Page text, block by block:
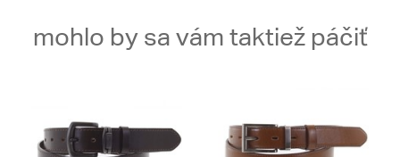
mohlo by sa vám taktiež páčiť